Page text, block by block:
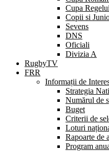
Cupa Regelui
Copii si
Sevens
DNS
Oficiali
Divizia A
RugbyTV
FRR
Informații de
Strategia
Numărul de
Buget
Criterii de
Loturi
Rapoarte de
Program